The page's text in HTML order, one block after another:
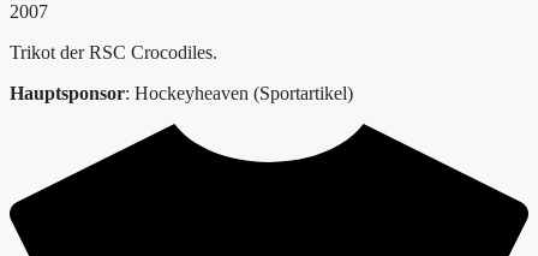
2007
Trikot der RSC Crocodiles.
Hauptsponsor: Hockeyheaven (Sportartikel)